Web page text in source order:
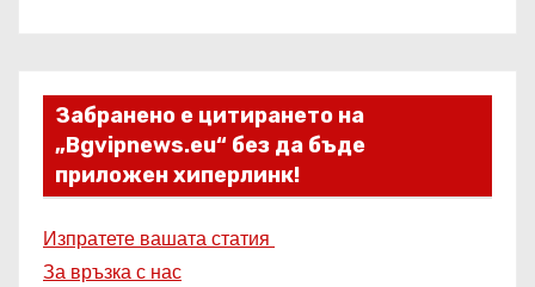
Забранено е цитирането на
„Bgvipnews.eu“ без да бъде
приложен хиперлинк!
Изпратете вашата статия
За връзка с нас